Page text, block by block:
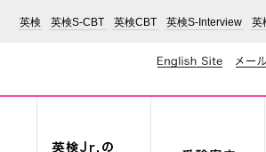
英検 英検S-CBT 英検CBT 英検S-Interview 英